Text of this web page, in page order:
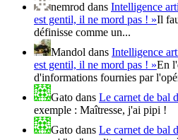
nemrod dans Intelligence
est gentil, il ne mord pas ! »Il
définisse comme un...
Mandol dans Intelligence
est gentil, il ne mord pas ! »En
d'informations fournies par
Gato dans Le carnet de bal
exemple : Maîtresse, j'ai pipi !
Gato dans Le carnet de bal